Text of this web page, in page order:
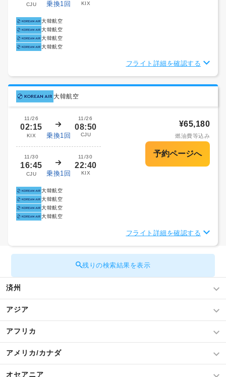
CJU 乗換1回 KIX
大韓航空
大韓航空
大韓航空
大韓航空
フライト詳細を確認する
大韓航空
11/26
02:15
KIX 乗換1回
11/26
08:50
CJU
11/30
16:45
CJU 乗換1回
11/30
22:40
KIX
¥65,180
燃油費等込み
大韓航空
大韓航空
大韓航空
大韓航空
フライト詳細を確認する
残りの検索結果を表示
済州
アジア
アフリカ
アメリカ/カナダ
オセアニア